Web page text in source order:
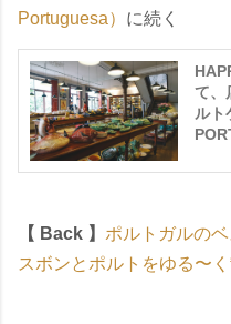
Portuguesa） に続く
て、
ルト
【 Back 】 ポルトガルの
スボンとポルトをゆる〜